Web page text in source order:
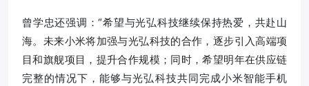
曾学忠还强调：“希望与光弘科技继续保持热爱，共赴山
海。未来小米将加强与光弘科技的合作，逐步引入高端项
目和旗舰项目，提升合作规模；同时，希望明年在供应链
完整的情况下，能够与光弘科技共同完成小米智能手机